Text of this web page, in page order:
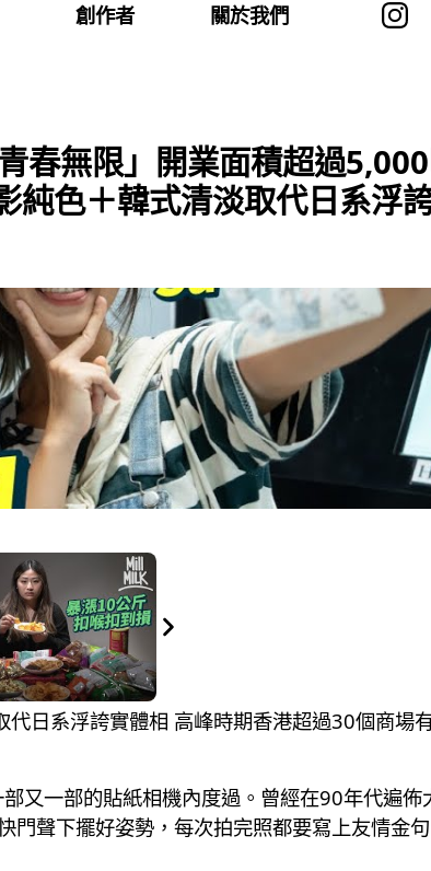
創作者 關於我們
春無限」開業面積超過
色＋韓式清淡取代日系浮誇
日系浮誇實體相 高峰時期香港超過30個商場
又一部的貼紙相機內度過。曾經在90年代遍佈
聲下擺好姿勢，每次拍完照都要寫上友情金句